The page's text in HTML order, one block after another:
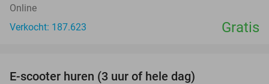
Online
Verkocht: 187.623
Gratis
E-scooter huren (3 uur of hele dag)